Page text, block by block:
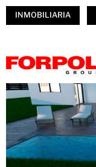
INMOBILIARIA